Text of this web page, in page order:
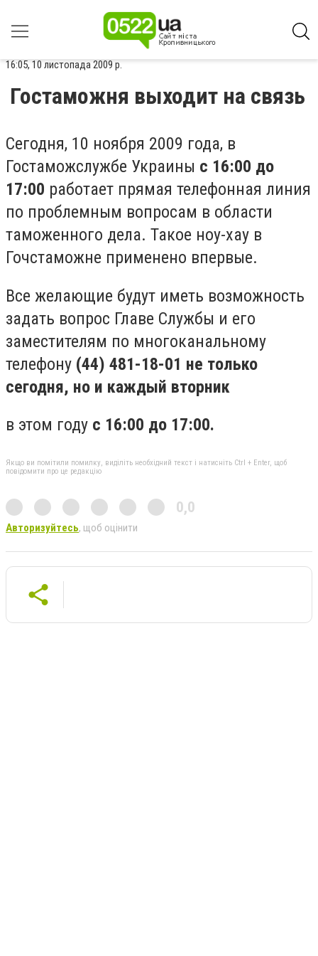
16:05, 10 листопада 2009 р.
Гостаможня выходит на связь
Сегодня, 10 ноября 2009 года, в
Гостаможслужбе Украины с 16:00 до
17:00 работает прямая телефонная линия
по проблемным вопросам в области
таможенного дела. Такое ноу-хау в
Гочстаможне применено впервые.
Все желающие будут иметь возможность
задать вопрос Главе Службы и его
заместителям по многоканальному
телефону (44) 481-18-01 не только
сегодня, но и каждый вторник
в этом году с 16:00 до 17:00.
Якщо ви помітили помилку, виділіть необхідний текст і натисніть Ctrl + Enter, щоб
повідомити про це редакцію
0,0
Авторизуйтесь, щоб оцінити